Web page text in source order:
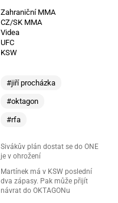
Zahraniční MMA
CZ/SK MMA
Videa
UFC
KSW
#jiří procházka
#oktagon
#rfa
Sivákův plán dostat se do ONE
je v ohrožení
Martínek má v KSW poslední
dva zápasy. Pak může přijít
návrat do OKTAGONu